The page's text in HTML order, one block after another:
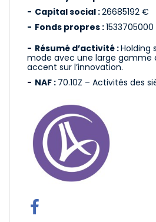
Capital social :26685192 €
Fonds propres :
Résumé d’activité :Holding
mode avec une large gamme
accent sur l’innovation.
NAF : 70.10Z – Activités des